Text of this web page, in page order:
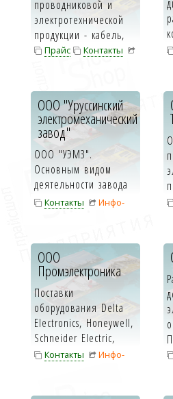
проводниковой и
электротехнической
продукции - кабель,
провод, пускате...
Прайс
Контакты
ООО "Уруссинский
электромеханический
завод"
ООО "УЭМЗ".
Основным видом
деятельности завода
является
...
Контакты
Инфо-
ООО
Промэлектроника
Поставки
оборудования Delta
Electronics, Honeywell,
Schneider Electric,
Siemens. Поставляем
Контакты
Инфо-